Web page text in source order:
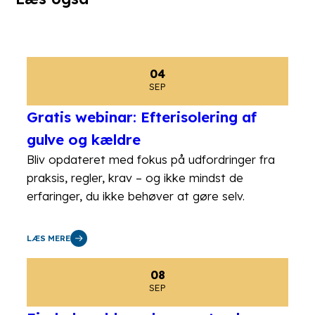
04
SEP
Gratis webinar: Efterisolering af
gulve og kældre
Bliv opdateret med fokus på udfordringer fra
praksis, regler, krav – og ikke mindst de
erfaringer, du ikke behøver at gøre selv.
LÆS MERE
08
SEP